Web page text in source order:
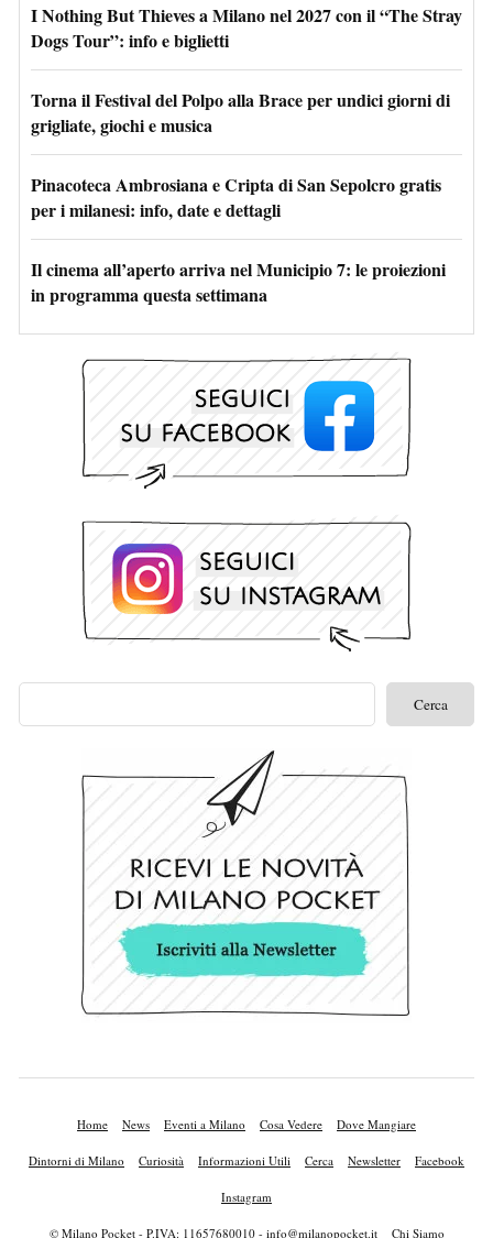
I Nothing But Thieves a Milano nel 2027 con il “The Stray
Dogs Tour”: info e biglietti
Torna il Festival del Polpo alla Brace per undici giorni di
grigliate, giochi e musica
Pinacoteca Ambrosiana e Cripta di San Sepolcro gratis
per i milanesi: info, date e dettagli
Il cinema all’aperto arriva nel Municipio 7: le proiezioni
in programma questa settimana
Home News Eventi a Milano Cosa Vedere Dove Mangiare
Dintorni di Milano Curiosità Informazioni Utili Cerca Newsletter Facebook
Instagram
© Milano Pocket - P.IVA: 11657680010 - info@milanopocket.it Chi Siamo